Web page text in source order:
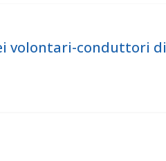
volontari-conduttori di